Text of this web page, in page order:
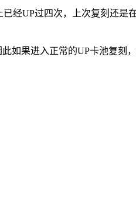
经UP过四次，上次复刻还
如果进入正常的UP卡池复